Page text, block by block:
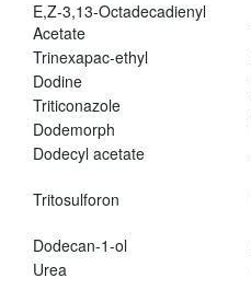
E,Z-3,13-Octadecadienyl
Acetate
Trinexapac-ethyl
Dodine
Triticonazole
Dodemorph
Dodecyl acetate
Tritosulforon
Dodecan-1-ol
Urea